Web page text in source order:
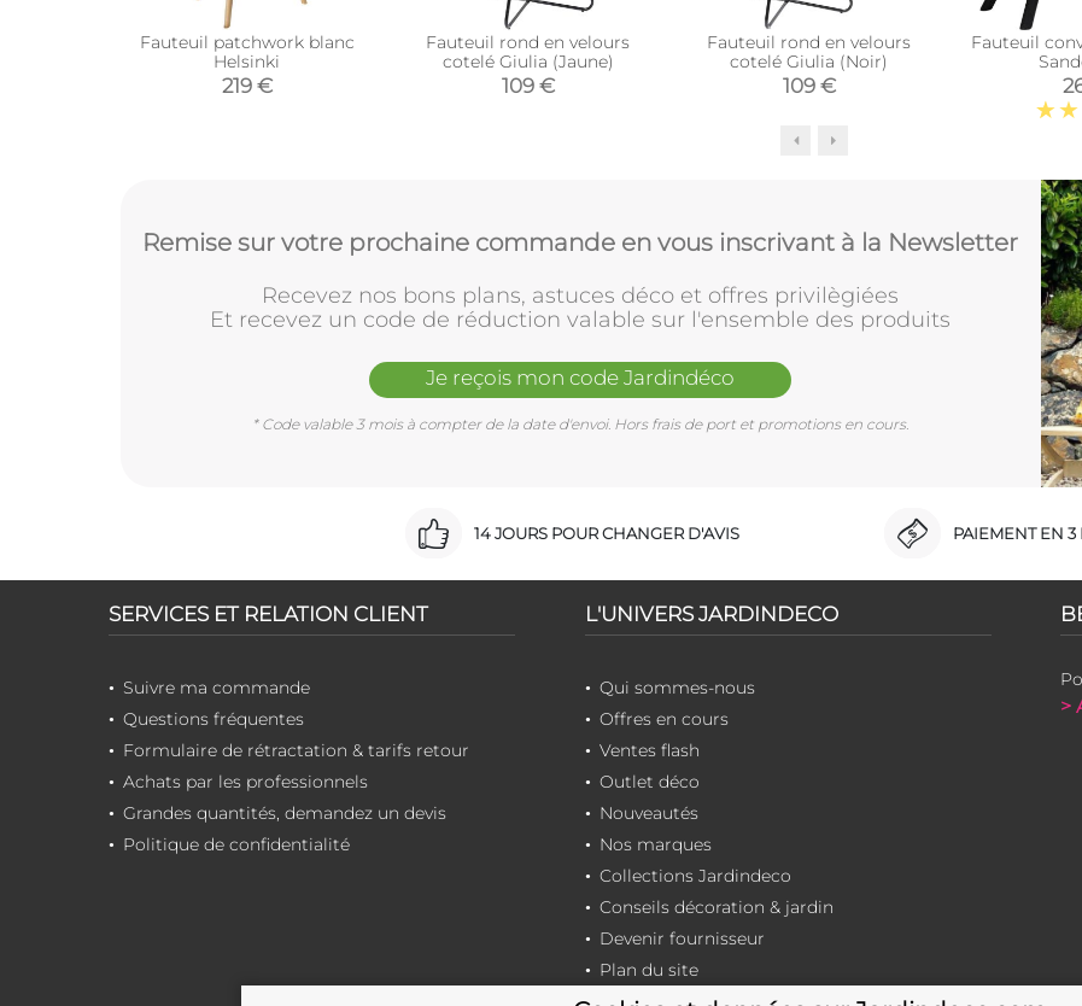
Fauteuil patchwork blanc
Helsinki
219 €
Fauteuil rond en velours
cotelé Giulia (Jaune)
109 €
Fauteuil rond en velours
cotelé Giulia (Noir)
109 €
Fauteuil
Remise sur votre prochaine commande en vous inscrivant à la Newsletter
Recevez nos bons plans, astuces déco et offres privilègiées
Et recevez un code de réduction valable sur l'ensemble des produits
Je reçois mon code Jardindéco
* Code valable 3 mois à compter de la date d'envoi. Hors frais de port et promotions en cours.
14 JOURS POUR CHANGER D'AVIS PAIEMENT EN 3
SERVICES ET RELATION CLIENT
Suivre ma commande
Questions fréquentes
Formulaire de rétractation & tarifs retour
Achats par les professionnels
Grandes quantités, demandez un devis
Politique de confidentialité
L'UNIVERS JARDINDECO
Qui sommes-nous
Offres en cours
Ventes flash
Outlet déco
Nouveautés
Nos marques
Collections Jardindeco
Conseils décoration & jardin
Devenir fournisseur
Plan du site
>